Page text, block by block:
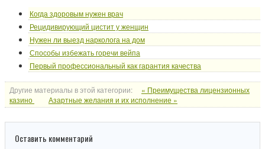
Когда здоровым нужен врач
Рецидивирующий цистит у женщин
Нужен ли выезд нарколога на дом
Способы избежать горечи вейпа
Первый профессиональный как гарантия качества
Другие материалы в этой категории:
« Преимущества лицензионных
казино
Азартные желания и их исполнение »
Оставить комментарий